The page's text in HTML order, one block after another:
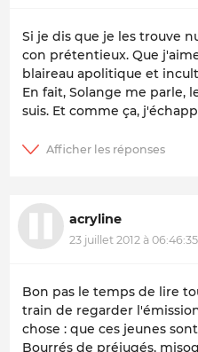
Si je dis que je les trouve
con prétentieux. Que
blaireau apolitique et
En fait, Solange me parle,
suis. Et comme ça,
acryline
23 juillet 2012 à 06:46:35
Bon pas le temps de lire
train de regarder
chose : que ces jeunes
Bourrés de préjugés,